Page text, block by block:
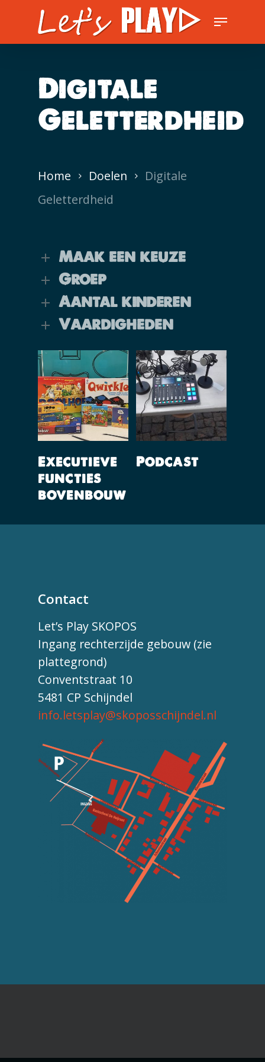
main
Menu
Digitale
Geletterdheid
Home Doelen
Digitale
Geletterdheid
Maak een keuze
Groep
Aantal kinderen
Vaardigheden
Executieve
functies
bovenbouw
Podcast
Contact
Let’s Play SKOPOS
Ingang rechterzijde gebouw (zie
plattegrond)
Conventstraat 10
5481 CP Schijndel
info.letsplay@skoposschijndel.nl